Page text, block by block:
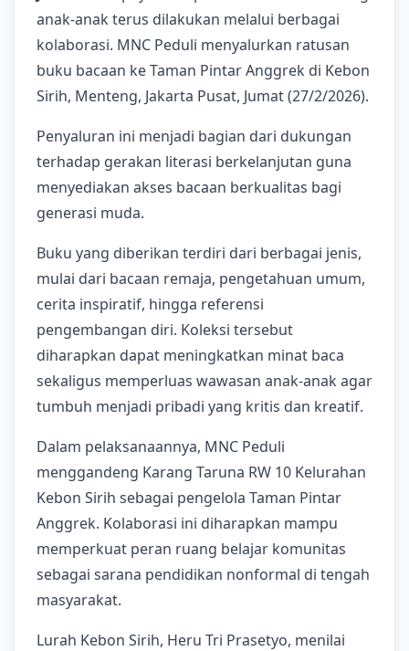
anak-anak terus dilakukan melalui berbagai
kolaborasi. MNC Peduli menyalurkan ratusan
buku bacaan ke Taman Pintar Anggrek di Kebon
Sirih, Menteng, Jakarta Pusat, Jumat (27/2/2026).
Penyaluran ini menjadi bagian dari dukungan
terhadap gerakan literasi berkelanjutan guna
menyediakan akses bacaan berkualitas bagi
generasi muda.
Buku yang diberikan terdiri dari berbagai jenis,
mulai dari bacaan remaja, pengetahuan umum,
cerita inspiratif, hingga referensi
pengembangan diri. Koleksi tersebut
diharapkan dapat meningkatkan minat baca
sekaligus memperluas wawasan anak-anak agar
tumbuh menjadi pribadi yang kritis dan kreatif.
Dalam pelaksanaannya, MNC Peduli
menggandeng Karang Taruna RW 10 Kelurahan
Kebon Sirih sebagai pengelola Taman Pintar
Anggrek. Kolaborasi ini diharapkan mampu
memperkuat peran ruang belajar komunitas
sebagai sarana pendidikan nonformal di tengah
masyarakat.
Lurah Kebon Sirih, Heru Tri Prasetyo, menilai